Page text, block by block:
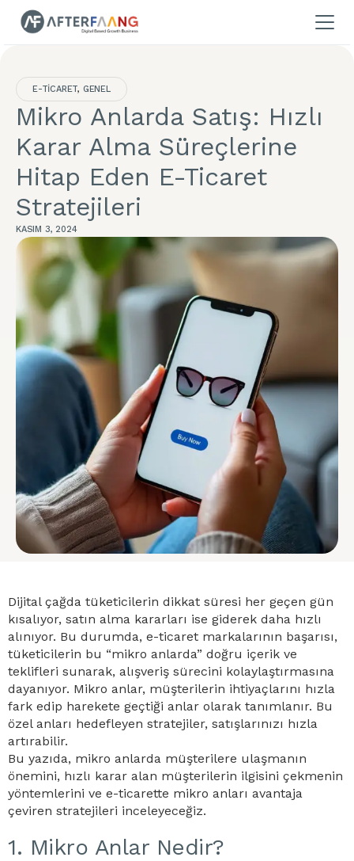
Dijital Hizmetler
Tüm Hizmetler
Yapay Zeka Dönüşümü
C-Suite AI Dönüşüm Mentörlüğü
Dijital Pazarlama
E-Ticaret
Lider İletişimi
Hakkımızda
Biz Kimiz
Kurucu ve CEO'muz
Eğitimler
Yapay Zeka Eğitimleri
Dijital Eğitimler
Referanslarımız
E-TICARET, GENEL
Mikro Anlarda Satış: Hızlı
Karar Alma Süreçlerine
Hitap Eden E-Ticaret
Stratejileri
KASIM 3, 2024
Dijital çağda tüketicilerin dikkat süresi her geçen gün
kısalıyor, satın alma kararları ise giderek daha hızlı
alınıyor. Bu durumda, e-ticaret markalarının başarısı,
tüketicilerin bu “mikro anlarda” doğru içerik ve
teklifleri sunarak, alışveriş sürecini kolaylaştırmasına
dayanıyor. Mikro anlar, müşterilerin ihtiyaçlarını hızla
fark edip harekete geçtiği anlar olarak tanımlanır. Bu
özel anları hedefleyen stratejiler, satışlarınızı hızla
artırabilir.
Bu yazıda, mikro anlarda müşterilere ulaşmanın
önemini, hızlı karar alan müşterilerin ilgisini çekmenin
yöntemlerini ve e-ticarette mikro anları avantaja
çeviren stratejileri inceleyeceğiz.
1. Mikro Anlar Nedir?